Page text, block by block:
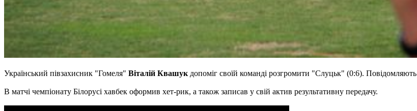
Український півзахисник "Гомеля" Віталій Квашук допоміг своїй команді розгромити "Слуцьк" (0:6). Повідомляють
В матчі чемпіонату Білорусі хавбек оформив хет-рик, а також записав у свій актив результативну передачу.